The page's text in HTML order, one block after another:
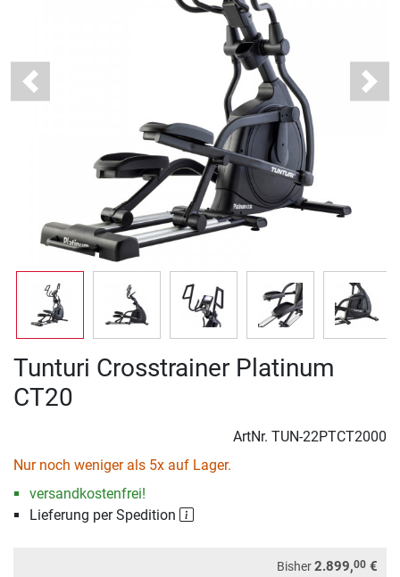
Previous Next
Tunturi Crosstrainer Platinum
CT20
ArtNr. TUN-22PTCT2000
Nur noch weniger als 5x auf Lager.
versandkostenfrei!
Lieferung per Spedition
Bisher2.899,00 €